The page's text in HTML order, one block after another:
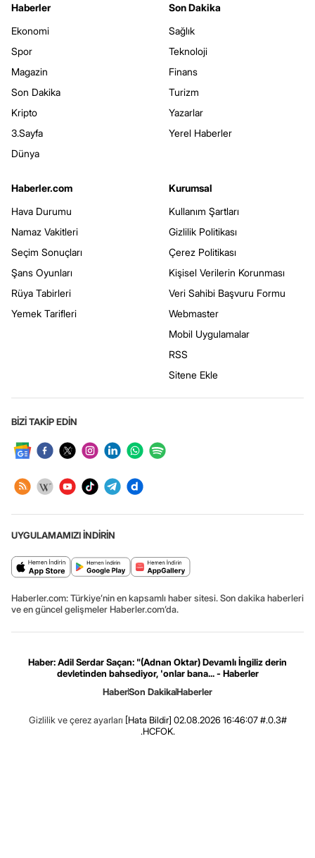
Haberler
Ekonomi
Spor
Magazin
Son Dakika
Kripto
3.Sayfa
Dünya
Son Dakika
Sağlık
Teknoloji
Finans
Turizm
Yazarlar
Yerel Haberler
Haberler.com
Hava Durumu
Namaz Vakitleri
Seçim Sonuçları
Şans Oyunları
Rüya Tabirleri
Yemek Tarifleri
Kurumsal
Kullanım Şartları
Gizlilik Politikası
Çerez Politikası
Kişisel Verilerin Korunması
Veri Sahibi Başvuru Formu
Webmaster
Mobil Uygulamalar
RSS
Sitene Ekle
BİZİ TAKİP EDİN
UYGULAMAMIZI İNDİRİN
Haberler.com: Türkiye’nin en kapsamlı haber sitesi. Son dakika haberleri
ve en güncel gelişmeler Haberler.com’da.
Haber: Adil Serdar Saçan: "(Adnan Oktar) Devamlı İngiliz derin
devletinden bahsediyor, 'onlar bana... - Haberler
HaberSon DakikaHaberler
Gizlilik ve çerez ayarları [Hata Bildir] 02.08.2026 16:46:07 #.0.3#
.HCFOK.